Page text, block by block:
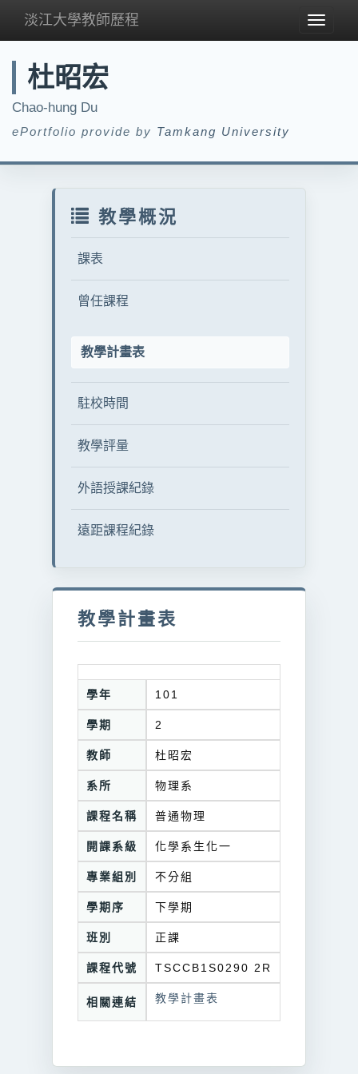
Toggle
淡江大學教師歷程
杜昭宏
Chao-hung Du
ePortfolio provide by Tamkang University
教學概況
課表
曾任課程
教學計畫表
駐校時間
教學評量
外語授課紀錄
遠距課程紀錄
教學計畫表
學年 101
學期 2
教師 杜昭宏
系所 物理系
課程名稱 普通物理
開課系級 化學系生化一
專業組別 不分組
學期序 下學期
班別 正課
課程代號 TSCCB1S0290 2R
相關連結 教學計畫表